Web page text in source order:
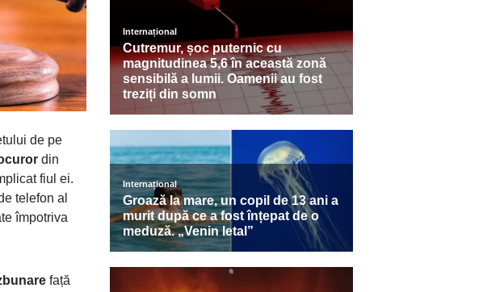
de pe
din
fiul ei.
telefon al
împotriva
față